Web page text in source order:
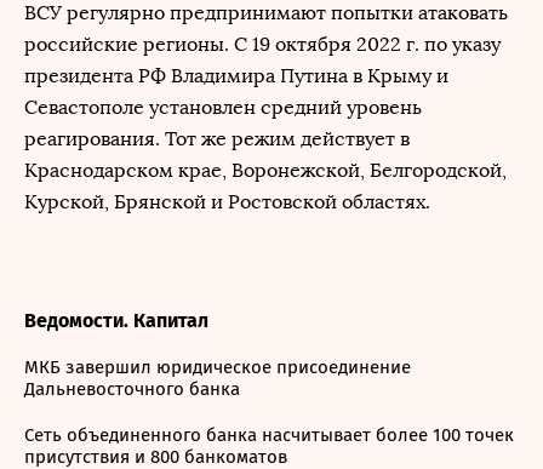
ВСУ регулярно предпринимают попытки атаковать
российские регионы. С 19 октября 2022 г. по указу
президента РФ Владимира Путина в Крыму и
Севастополе установлен средний уровень
реагирования. Тот же режим действует в
Краснодарском крае, Воронежской, Белгородской,
Курской, Брянской и Ростовской областях.
Ведомости. Капитал
МКБ завершил юридическое присоединение
Дальневосточного банка
Сеть объединенного банка насчитывает более 100 точек
присутствия и 800 банкоматов